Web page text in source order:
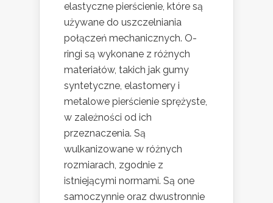
elastyczne pierścienie, które są
używane do uszczelniania
połączeń mechanicznych. O-
ringi są wykonane z różnych
materiałów, takich jak gumy
syntetyczne, elastomery i
metalowe pierścienie sprężyste,
w zależności od ich
przeznaczenia. Są
wulkanizowane w różnych
rozmiarach, zgodnie z
istniejącymi normami. Są one
samoczynnie oraz dwustronnie